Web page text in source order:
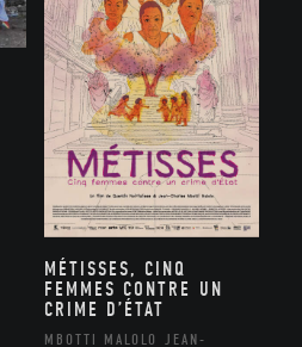
MÉTISSES, CINQ
FEMMES CONTRE UN
CRIME D’ÉTAT
MBOTTI MALOLO JEAN-